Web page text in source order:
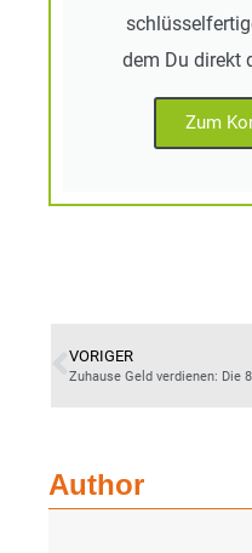
dem Du direkt
Zum
VORIGER
Author